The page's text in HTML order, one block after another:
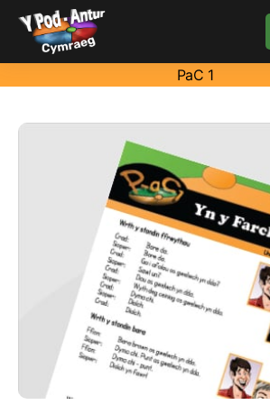
Adnoddau
Amdan
Arweiniad
PaC 1